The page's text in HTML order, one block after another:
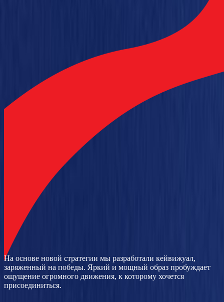
На основе новой стратегии мы разработали кейвижуал,
заряженный на победы. Яркий и мощный образ пробуждает
ощущение огромного движения, к которому хочется
присоединиться.